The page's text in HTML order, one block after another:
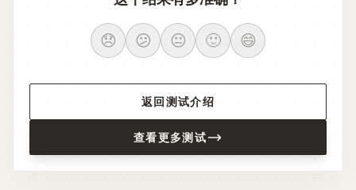
😞 😕 😐 🙂 😄
返回测试介绍
查看更多测试